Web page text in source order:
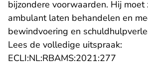
bijzondere voorwaarden. Hij moet
ambulant laten behandelen en
bewindvoering en
Lees de volledige uitspraak:
ECLI:NL:RBAMS:2021:277